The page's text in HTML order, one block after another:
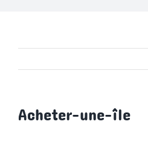
Acheter-une-île